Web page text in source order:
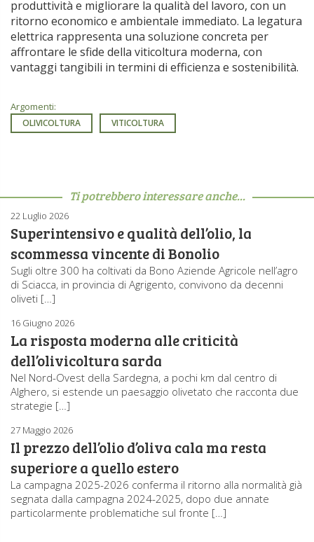
produttività e migliorare la qualità del lavoro, con un
ritorno economico e ambientale immediato. La legatura
elettrica rappresenta una soluzione concreta per
affrontare le sfide della viticoltura moderna, con
vantaggi tangibili in termini di efficienza e sostenibilità.
Argomenti:
OLIVICOLTURA VITICOLTURA
Ti potrebbero interessare anche...
22 Luglio 2026
Superintensivo e qualità dell’olio, la
scommessa vincente di Bonolio
Sugli oltre 300 ha coltivati da Bono Aziende Agricole nell’agro
di Sciacca, in provincia di Agrigento, convivono da decenni
oliveti […]
16 Giugno 2026
La risposta moderna alle criticità
dell’olivicoltura sarda
Nel Nord-Ovest della Sardegna, a pochi km dal centro di
Alghero, si estende un paesaggio olivetato che racconta due
strategie […]
27 Maggio 2026
Il prezzo dell’olio d’oliva cala ma resta
superiore a quello estero
La campagna 2025-2026 conferma il ritorno alla normalità già
segnata dalla campagna 2024-2025, dopo due annate
particolarmente problematiche sul fronte […]